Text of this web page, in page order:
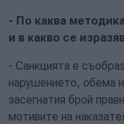
- По каква
и в какво се
- Санкцията е
нарушението, обема
засегнатия брой
мотивите на